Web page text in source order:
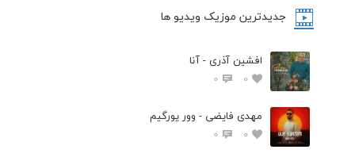
جدیدترین موزیک ویدیو ها
افشین آذری - آنا
0
0
مهدی فایضی - وور یورگیم
0
0